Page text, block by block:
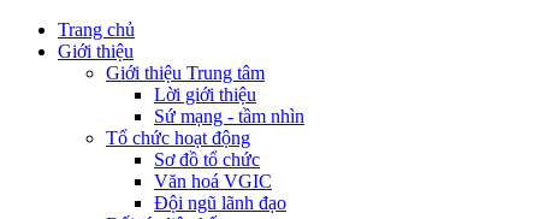
Trang chủ
Giới thiệu
Giới thiệu Trung tâm
Lời giới thiệu
Sứ mạng - tầm nhìn
Tổ chức hoạt động
Sơ đồ tổ chức
Văn hoá VGIC
Đội ngũ lãnh đạo